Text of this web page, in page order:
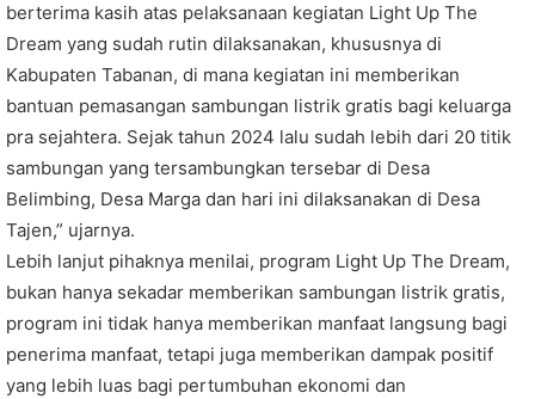
berterima kasih atas pelaksanaan kegiatan Light Up The
Dream yang sudah rutin dilaksanakan, khususnya di
Kabupaten Tabanan, di mana kegiatan ini memberikan
bantuan pemasangan sambungan listrik gratis bagi keluarga
pra sejahtera. Sejak tahun 2024 lalu sudah lebih dari 20 titik
sambungan yang tersambungkan tersebar di Desa
Belimbing, Desa Marga dan hari ini dilaksanakan di Desa
Tajen,” ujarnya.
Lebih lanjut pihaknya menilai, program Light Up The Dream,
bukan hanya sekadar memberikan sambungan listrik gratis,
program ini tidak hanya memberikan manfaat langsung bagi
penerima manfaat, tetapi juga memberikan dampak positif
yang lebih luas bagi pertumbuhan ekonomi dan